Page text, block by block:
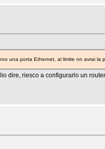
una porta Ethernet, al limite nn avrai
dire, riesco a configurarlo un